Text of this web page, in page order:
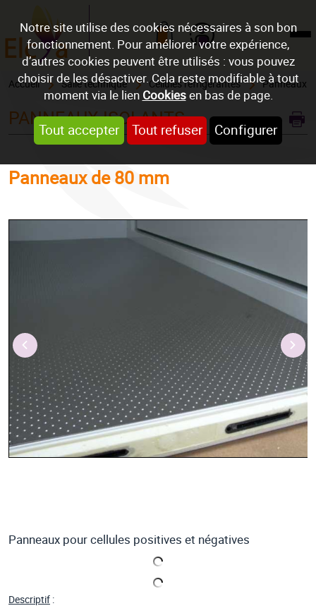
Notre site utilise des cookies nécessaires à son bon
fonctionnement. Pour améliorer votre expérience,
d’autres cookies peuvent être utilisés : vous pouvez
choisir de les désactiver. Cela reste modifiable à tout
moment via le lien Cookiesen bas de page.
Tout accepter Tout refuser Configurer
Mon compte
Accueil Salle technique Cellules réfrigérantes Panneaux
PANNEAUX ISOLANTS
Panneaux de 80 mm
Panneaux pour cellules positives et négatives
Descriptif :